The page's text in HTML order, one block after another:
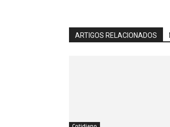
ARTIGOS RELACIONADOS